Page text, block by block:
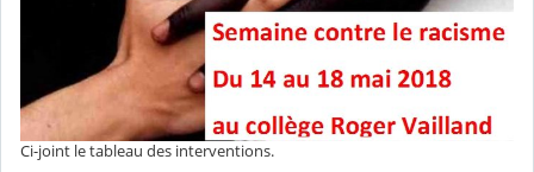
Ci-joint le tableau des interventions.